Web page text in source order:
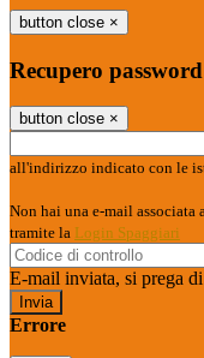
button close ×
Recupero password
button close ×
all'indirizzo indicato con le
Non hai una e-mail associata
tramite la Login Spaggiari
E-mail inviata, si prega
Errore